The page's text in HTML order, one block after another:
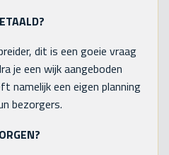
dit is een goeie vraag
je een wijk aangeboden
namelijk een eigen planning
bezorgers.